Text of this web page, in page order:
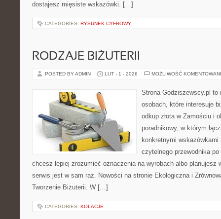
dostajesz mięsiste wskazówki. […]
CATEGORIES: RYSUNEK CYFROWY
RODZAJE BIŻUTERII
POSTED BY ADMIN LUT - 1 - 2026 MOŻLIWOŚĆ
Strona Godziszewscy.pl
osobach, które interesuje
odkup złota w Zamościu i
poradnikowy, w którym
konkretnymi
czytelnego przewodnika
chcesz lepiej zrozumieć oznaczenia na wyrobach albo planujesz
serwis jest w sam raz. Nowości na stronie Ekologiczna i
Tworzenie Biżuterii. W […]
CATEGORIES: KOLACJE